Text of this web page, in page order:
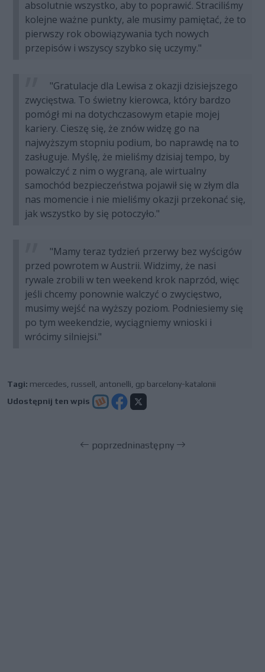
absolutnie wszystko, aby to poprawić. Straciliśmy
kolejne ważne punkty, ale musimy pamiętać, że to
pierwszy rok obowiązywania tych nowych
przepisów i wszyscy szybko się uczymy."
"Gratulacje dla Lewisa z okazji dzisiejszego
zwycięstwa. To świetny kierowca, który bardzo
pomógł mi na dotychczasowym etapie mojej
kariery. Cieszę się, że znów widzę go na
najwyższym stopniu podium, bo naprawdę na to
zasługuje. Myślę, że mieliśmy dzisiaj tempo, by
powalczyć z nim o wygraną, ale wirtualny
samochód bezpieczeństwa pojawił się w złym dla
nas momencie i nie mieliśmy okazji przekonać się,
jak wszystko by się potoczyło."
"Mamy teraz tydzień przerwy bez wyścigów
przed powrotem w Austrii. Widzimy, że nasi
rywale zrobili w ten weekend krok naprzód, więc
jeśli chcemy ponownie walczyć o zwycięstwo,
musimy wejść na wyższy poziom. Podniesiemy się
po tym weekendzie, wyciągniemy wnioski i
wrócimy silniejsi."
Tagi: mercedes russell antonelli gp barcelony-katalonii
Udostępnij ten wpis
poprzedninastępny